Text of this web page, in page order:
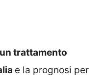
trattamento
e la prognosi per